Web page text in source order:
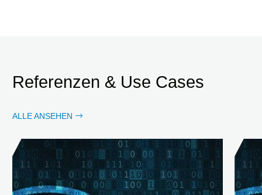
Referenzen & Use Cases
ALLE ANSEHEN